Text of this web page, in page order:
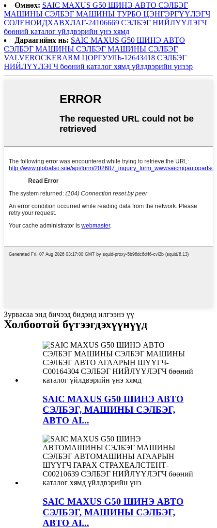
Өмнөх: SAIC MAXUS G50 ШИНЭ АВТО СЭЛБЭГ
МАШИНЫ СЭЛБЭГ МАШИНЫ ТУРБО ЦЭНГЭРГҮҮЛЭГЧ
СОЛЕНОИДХАВХЛАГ-24106669 СЭЛБЭГ НИЙЛҮҮЛЭГЧ
бөөний каталог үйлдвэрийн үнэ хямд
Дараагийнх нь: SAIC MAXUS G50 ШИНЭ АВТО
СЭЛБЭГ МАШИНЫ СЭЛБЭГ МАШИНЫ СЭЛБЭГ
VALVEROCKERARM ЦОРГУУЛЬ-12643418 СЭЛБЭГ
НИЙЛҮҮЛЭГЧ бөөний каталог хямд үйлдвэрийн үнээр
Зурвасаа энд бичээд бидэнд илгээнэ үү
Холбоотой бүтээгдэхүүнүүд
SAIC MAXUS G50 ШИНЭ АВТО
СЭЛБЭГ, МАШИНЫ СЭЛБЭГ,
АВТО AI...
SAIC MAXUS G50 ШИНЭ АВТО
СЭЛБЭГ, МАШИНЫ СЭЛБЭГ,
АВТО AI...